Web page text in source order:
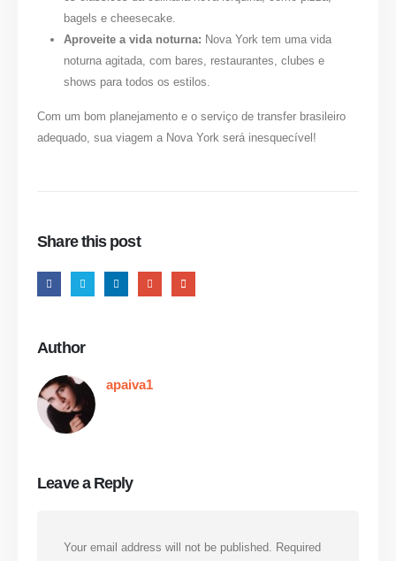
bagels e cheesecake.
Aproveite a vida noturna: Nova York tem uma vida
noturna agitada, com bares, restaurantes, clubes e
shows para todos os estilos.
Com um bom planejamento e o serviço detransfer brasileiro
adequado, sua viagem a Nova York será inesquecível!
Share this post
Author
apaiva1
Leave a Reply
Your email address will not be published. Required